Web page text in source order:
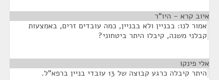
איוב קרא - היו"ר
אמור לנו: בבניין ולא בבניין, כמה עובדים זרים, באמצעות
קבלני משנה, קיבלו היתר ביטחוני?
אלי פינקו
היתר קיבלה כרגע קבוצה של 13 עובדי בניין ברפא"ל.